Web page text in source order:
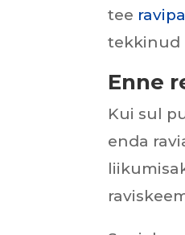
tee
tekkinud
Enne
Kui sul
enda